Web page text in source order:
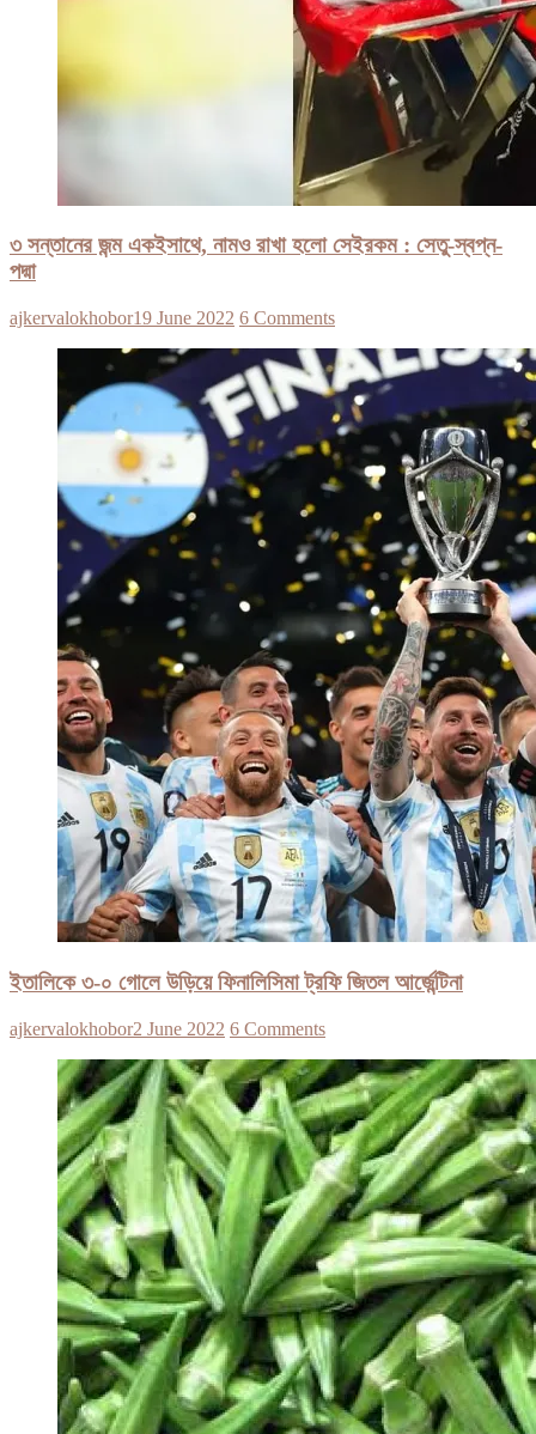
৩ সন্তানের জন্ম একইসাথে, নামও রাখা হলো সেইরকম : সেতু-স্বপ্ন-
পদ্মা
ajkervalokhobor19 June 2022 6 Comments
ইতালিকে ৩-০ গোলে উড়িয়ে ফিনালিসিমা ট্রফি জিতল আর্জেন্টিনা
ajkervalokhobor2 June 2022 6 Comments